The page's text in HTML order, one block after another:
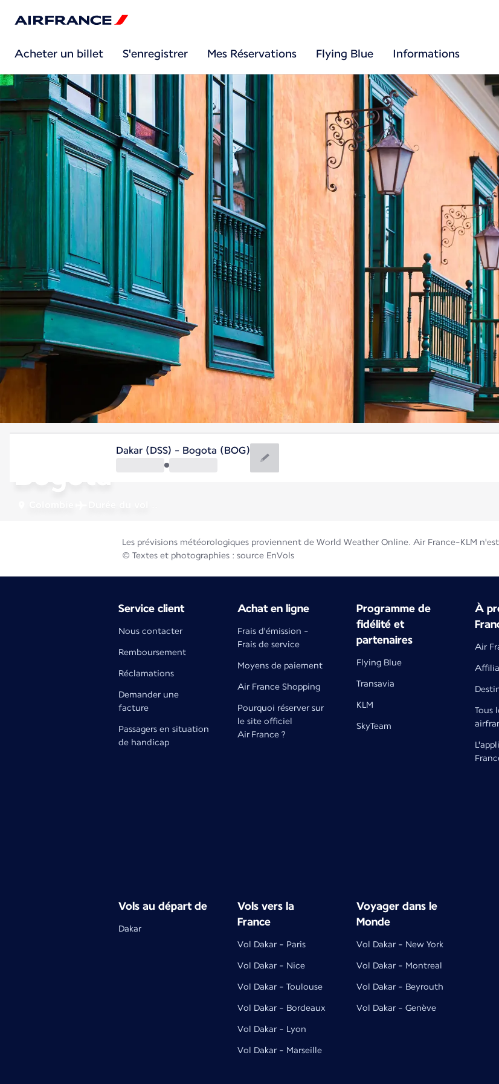
Acheter un billet S'enregistrer Mes Réservations Flying Blue Informations
Bogotá
Dakar (DSS) - Bogota (BOG)
Les prévisions météorologiques proviennent de World Weather Online. Air France-KLM
© Textes et photographies : source EnVols
Service client
Nous contacter
Remboursement
Réclamations
Demander une
facture
Passagers en situation
de handicap
Achat en ligne
Frais d'émission -
Frais de service
Moyens de paiement
Air France Shopping
Pourquoi réserver sur
le site officiel
Air France ?
Programme de
fidélité et
partenaires
Flying Blue
Transavia
KLM
SkyTeam
À
Air
Tous
Vols au départ de
Dakar
Vols vers la
France
Vol Dakar - Paris
Vol Dakar - Nice
Vol Dakar - Toulouse
Vol Dakar - Bordeaux
Vol Dakar - Lyon
Vol Dakar - Marseille
Voyager dans le
Monde
Vol Dakar - New York
Vol Dakar - Montreal
Vol Dakar - Beyrouth
Vol Dakar - Genève